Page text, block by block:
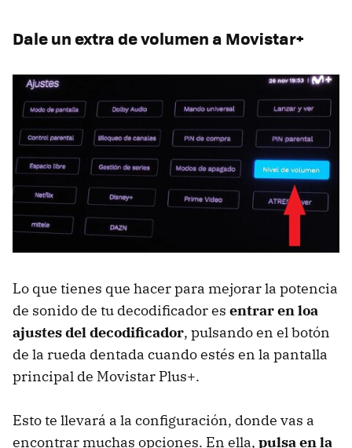
Dale un extra de volumen a Movistar+
Lo que tienes que hacer para mejorar la potencia
de sonido de tu decodificador es entrar en loa
ajustes del decodificador, pulsando en el botón
de la rueda dentada cuando estés en la pantalla
principal de Movistar Plus+.
Esto te llevará a la configuración, donde vas a
encontrar muchas opciones. En ella, pulsa en la